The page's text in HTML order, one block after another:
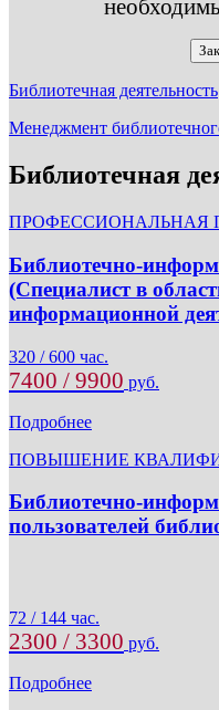
Библиотечная деятельность
Менеджмент
Библиотечная
ПРОФЕССИОНАЛЬНАЯ
Библиотечно-
(Специалист в
информационной
320 / 600 час.
7400 / 9900 руб.
Подробнее
ПОВЫШЕНИЕ
Библиотечно-
пользователей
72 / 144 час.
2300 / 3300 руб.
Подробнее